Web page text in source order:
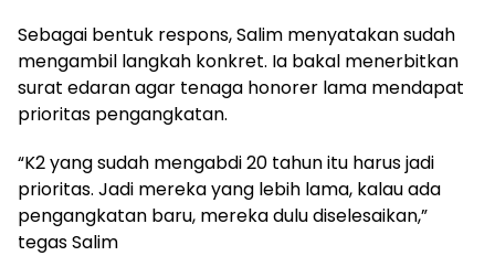
Sebagai bentuk respons, Salim menyatakan sudah
mengambil langkah konkret. Ia bakal menerbitkan
surat edaran agar tenaga honorer lama mendapat
prioritas pengangkatan.
“K2 yang sudah mengabdi 20 tahun itu harus jadi
prioritas. Jadi mereka yang lebih lama, kalau ada
pengangkatan baru, mereka dulu diselesaikan,”
tegas Salim